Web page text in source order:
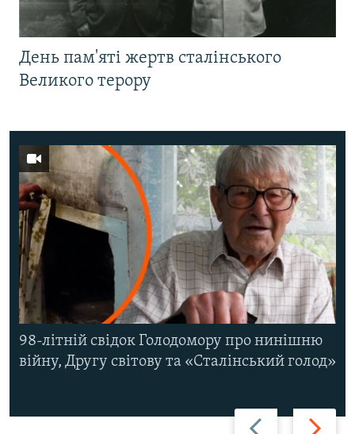
День пам'яті жертв сталінського
Великого терору
Назад Вперед
98-літній свідок Голодомору про нинішню
війну, Другу світову та «Сталінський голод»